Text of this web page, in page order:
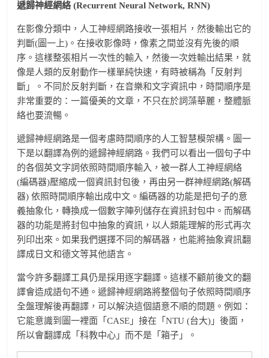
遞歸神經網絡 (Recurrent Neural Network, RNN)
在影像分類中，人工神經網路接收一張相片，然後輸出它的
判斷(圖一上)。在接收影像時，像素之間並沒有先後的順
序。這樣整張相片一次性的輸入，然後一次姓輸出結果，就
像是人類的反射動作一樣單純快速，有時被稱為「反射判
斷」。不同於反射判斷，在音樂和文字資訊中，時間順序是
非常重要的：一篇優美的文章，不只在於詞藻華麗，整體脈
絡也要流暢。
遞歸神經網路是一個考慮時間順序的人工智慧模架構。圖一
下是以翻譯為例的遞歸神經網路。我們可以看出一個句子中
的各個英文字詞依照時間順序輸入，被一群人工神經網絡
(編碼器)壓縮成一個資訊封包後，再由另一群神經網路(解碼
器) 依照時間順序輸出成中文。編碼器的功能是把句子的意
義抽象化，轉換成一個數字陣列儲存在資訊封包中。而解碼
器的功能是將封包中抽象的資訊，以人類能理解的形式再次
列印出來。如果我們選擇不同的解碼器，也能將抽象資訊翻
譯成日文和德文等其他語言。
當今許多翻譯工具仍是採用逐字翻譯。這樣不顧前後文的翻
譯會造成語句不通。遞歸神經網路將整個句子依照時間順序
全盤理解後再翻譯，可以解決這個語意不順的問題。例如：
它能意識到圖一裡面「CASE」接在「NTU (台大)」後面，
所以會翻譯成「科教中心」而不是「箱子」。